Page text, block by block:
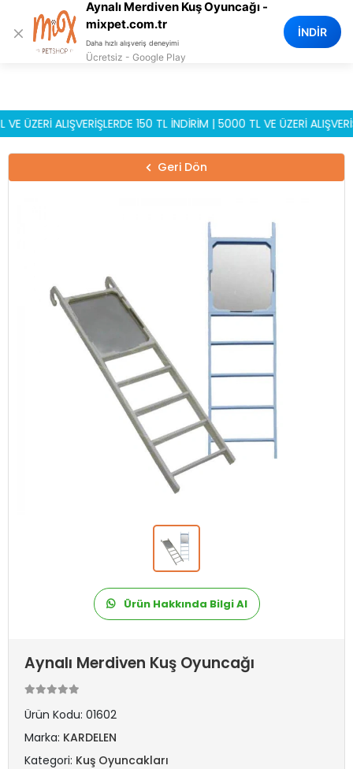
ALIŞVERİŞLERDE 150 TL İNDİRİM | 5000 TL VE ÜZERİ
0
Geri Dön
Ürün Hakkında Bilgi Al
Aynalı Merdiven Kuş Oyuncağı
Ürün Kodu: 01602
Marka: KARDELEN
Kategori: Kuş Oyuncakları
×
Aynalı Merdiven Kuş Oyuncağı -
mixpet.com.tr
Daha hızlı alışveriş deneyimi
Ücretsiz - Google Play
İNDİR